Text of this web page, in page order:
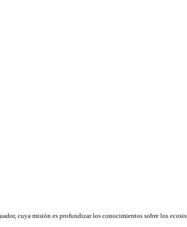
cuya misión es profundizar los conocimientos sobre los